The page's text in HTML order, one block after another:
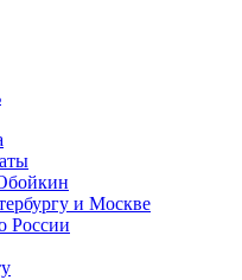
и Москве
России